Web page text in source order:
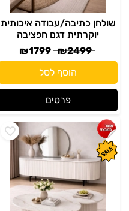
שולחן כתיבה/עבודה איכותית
יוקרתית דגם חפציבה
₪2499
₪1799
הוסף לסל
פרטים